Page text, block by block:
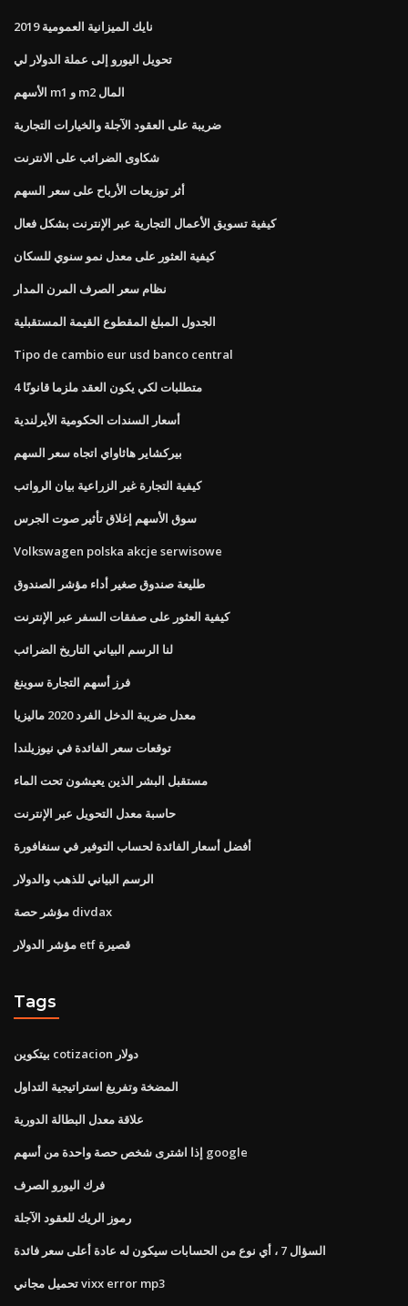
نايك الميزانية العمومية 2019
تحويل اليورو إلى عملة الدولار لي
الأسهم m1 و m2 المال
ضريبة على العقود الآجلة والخيارات التجارية
شكاوى الضرائب على الانترنت
أثر توزيعات الأرباح على سعر السهم
كيفية تسويق الأعمال التجارية عبر الإنترنت بشكل فعال
كيفية العثور على معدل نمو سنوي للسكان
نظام سعر الصرف المرن المدار
الجدول المبلغ المقطوع القيمة المستقبلية
Tipo de cambio eur usd banco central
4 متطلبات لكي يكون العقد ملزما قانونًا
أسعار السندات الحكومية الأيرلندية
بيركشاير هاثاواي اتجاه سعر السهم
كيفية التجارة غير الزراعية بيان الرواتب
سوق الأسهم إغلاق تأثير صوت الجرس
Volkswagen polska akcje serwisowe
طليعة صندوق صغير أداء مؤشر الصندوق
كيفية العثور على صفقات السفر عبر الإنترنت
لنا الرسم البياني التاريخ الضرائب
فرز أسهم التجارة سوينغ
معدل ضريبة الدخل الفرد 2020 ماليزيا
توقعات سعر الفائدة في نيوزيلندا
مستقبل البشر الذين يعيشون تحت الماء
حاسبة معدل التحويل عبر الإنترنت
أفضل أسعار الفائدة لحساب التوفير في سنغافورة
الرسم البياني للذهب والدولار
مؤشر حصة divdax
مؤشر الدولار etf قصيرة
Tags
بيتكوين cotizacion دولار
المضخة وتفريغ استراتيجية التداول
علاقة معدل البطالة الدورية
إذا اشترى شخص حصة واحدة من أسهم google
فرك اليورو الصرف
رموز الريك للعقود الآجلة
السؤال 7 ، أي نوع من الحسابات سيكون له عادة أعلى سعر فائدة
تحميل مجاني vixx error mp3